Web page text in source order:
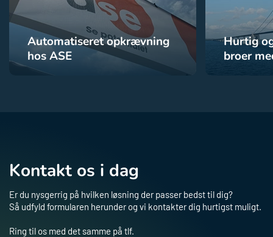
Automatiseret opkrævning
hos ASE
Hurtig
broer
X
Kontakt os i dag
Er du nysgerrig på hvilken løsning der passer bedst til dig?
Så udfyld formularen herunder og vi kontakter dig hurtigst muligt.
Ring til os med det samme på tlf.